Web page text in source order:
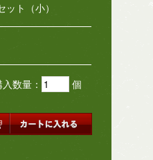
ト（小）
数量： 個